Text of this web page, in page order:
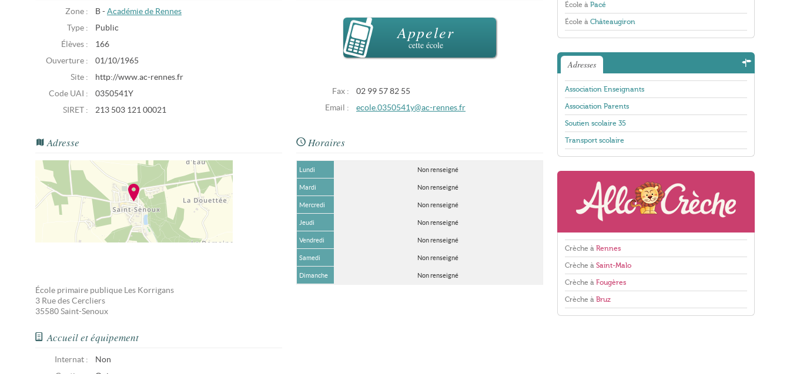
Zone : B - Académie de Rennes
Type :
Public
Élèves :
166
Ouverture :
01/10/1965
Site :
http://www.ac-rennes.fr
Code UAI :
0350541Y
SIRET :
213 503 121 00021
Appeler
cette école
Fax :
02 99 57 82 55
Email :
ecole.0350541y@ac-rennes.fr
Adresse
École primaire publique Les Korrigans
3 Rue des Cercliers
35580 Saint-Senoux
Horaires
Lundi Non renseigné
Mardi Non renseigné
Mercredi Non renseigné
Jeudi Non renseigné
Vendredi Non renseigné
Samedi Non renseigné
Dimanche Non renseigné
Accueil et équipement
Internat :
Non
École à Pacé
École à Châteaugiron
Adresses
Association Enseignants
Association Parents
Soutien scolaire 35
Transport scolaire
Crèche à Rennes
Crèche à Saint-Malo
Crèche à Fougères
Crèche à Bruz